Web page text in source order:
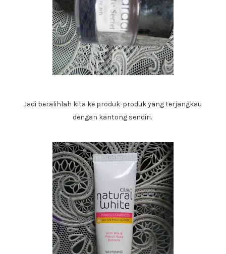
Jadi beralihlah kita ke produk-produk yang terjangkau
dengan kantong sendiri.